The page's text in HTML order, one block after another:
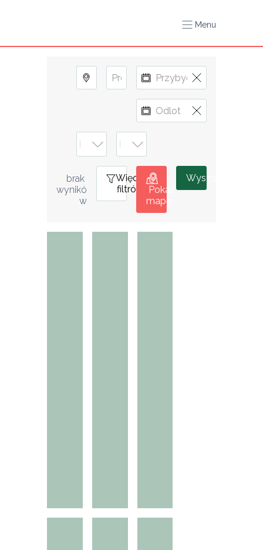
Menu
brak
wynikó
w
Więcej
filtrów
1
Pokaż
mapę
Wyszukiwanie